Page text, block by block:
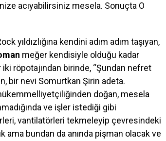
acıyabilirsiniz mesela. Sonuçta O
yıldızlığına kendini adım adım taşıyan,
meğer kendisiyle olduğu kadar
röpotajından birinde, “Şundan nefret
bir nevi Somurtkan Şirin adeta.
doğan, mesela
ve işler istediği gibi
vantilatörleri tekmeleyip çevresindeki
ama bundan da anında pişman olacak ve